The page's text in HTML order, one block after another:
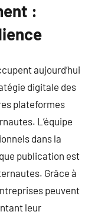
:
aujourd’hui
digitale des
plateformes
L’équipe
dans la
publication est
Grâce à
peuvent
leur